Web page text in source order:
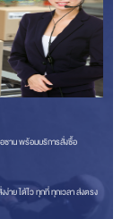
ซาน พร้อมบริการสั่งซื้อ
าย ได้ไว ทุกที่ ทุกเวลา ส่งตรง